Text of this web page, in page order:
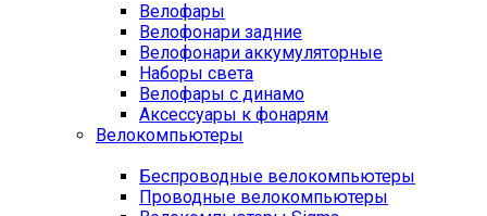
Велофары
Велофонари задние
Велофонари аккумуляторные
Наборы света
Велофары с динамо
Аксессуары к фонарям
Велокомпьютеры
Беспроводные велокомпьютеры
Проводные велокомпьютеры